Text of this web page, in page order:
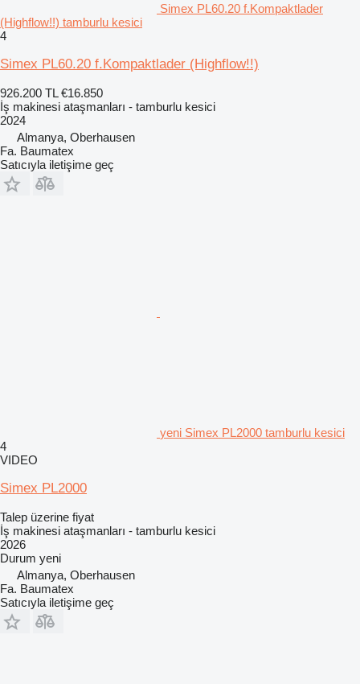
Simex PL60.20 f.Kompaktlader
(Highflow!!) tamburlu kesici
4
Simex PL60.20 f.Kompaktlader (Highflow!!)
926.200 TL €16.850
İş makinesi ataşmanları - tamburlu kesici
2024
Almanya, Oberhausen
Fa. Baumatex
Satıcıyla iletişime geç
yeni Simex PL2000 tamburlu kesici
4
VIDEO
Simex PL2000
Talep üzerine fiyat
İş makinesi ataşmanları - tamburlu kesici
2026
Durum yeni
Almanya, Oberhausen
Fa. Baumatex
Satıcıyla iletişime geç